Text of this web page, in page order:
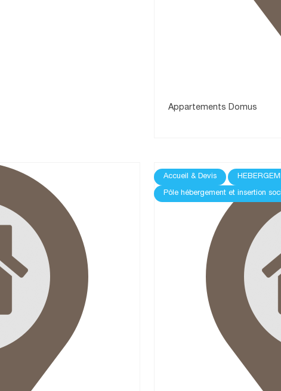
Appartements Domus
Accueil & Devis
Pôle hébergement et insertion